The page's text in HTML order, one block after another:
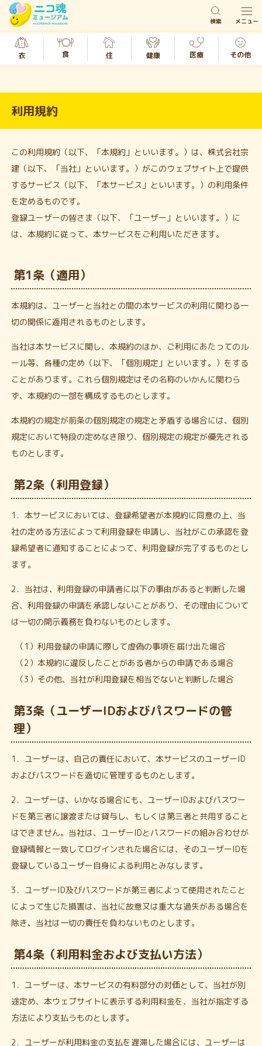
検索 メニュー
衣 食 住 健康 医療 その他
利用規約
この利用規約（以下、「本規約」といいます。）は、株式会社宗
建（以下、「当社」といいます。）がこのウェブサイト上で提供
するサービス（以下、「本サービス」といいます。）の利用条件
を定めるものです。
登録ユーザーの皆さま（以下、「ユーザー」といいます。）に
は、本規約に従って、本サービスをご利用いただきます。
第1条（適用）
本規約は、ユーザーと当社との間の本サービスの利用に関わる一
切の関係に適用されるものとします。
当社は本サービスに関し、本規約のほか、ご利用にあたってのル
ール等、各種の定め（以下、「個別規定」といいます。）をする
ことがあります。これら個別規定はその名称のいかんに関わら
ず、本規約の一部を構成するものとします。
本規約の規定が前条の個別規定の規定と矛盾する場合には、個別
規定において特段の定めなき限り、個別規定の規定が優先される
ものとします。
第2条（利用登録）
1．本サービスにおいては、登録希望者が本規約に同意の上、当
社の定める方法によって利用登録を申請し、当社がこの承認を登
録希望者に通知することによって、利用登録が完了するものとし
ます。
2．当社は、利用登録の申請者に以下の事由があると判断した場
合、利用登録の申請を承認しないことがあり、その理由について
は一切の開示義務を負わないものとします。
（1）利用登録の申請に際して虚偽の事項を届け出た場合
（2）本規約に違反したことがある者からの申請である場合
（3）その他、当社が利用登録を相当でないと判断した場合
第3条（ユーザーIDおよびパスワードの管
理）
1．ユーザーは、自己の責任において、本サービスのユーザーID
およびパスワードを適切に管理するものとします。
2．ユーザーは、いかなる場合にも、ユーザーIDおよびパスワー
ドを第三者に譲渡または貸与し、もしくは第三者と共用すること
はできません。当社は、ユーザーIDとパスワードの組み合わせが
登録情報と一致してログインされた場合には、そのユーザーIDを
登録しているユーザー自身による利用とみなします。
3．ユーザーID及びパスワードが第三者によって使用されたこと
によって生じた損害は、当社に故意又は重大な過失がある場合を
除き、当社は一切の責任を負わないものとします。
第4条（利用料金および支払い方法）
1．ユーザーは、本サービスの有料部分の対価として、当社が別
途定め、本ウェブサイトに表示する利用料金を、当社が指定する
方法により支払うものとします。
2．ユーザーが利用料金の支払を遅滞した場合には、ユーザーは